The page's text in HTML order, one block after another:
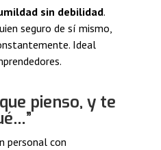
sin debilidad.
seguro de sí mismo,
Ideal
pienso, y te
personal con